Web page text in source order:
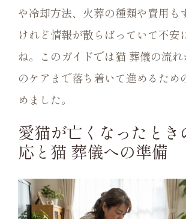
や冷却方法、火葬の種類や費用も
けれど情報が散らばっていて不安
ね。このガイドでは猫 葬儀の流
のケアまで落ち着いて進めるため
めました。
愛猫が亡くなったと
応と猫 葬儀への準備